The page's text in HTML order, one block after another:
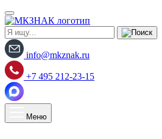
info@mkznak.ru
+7 495 212-23-15
Меню